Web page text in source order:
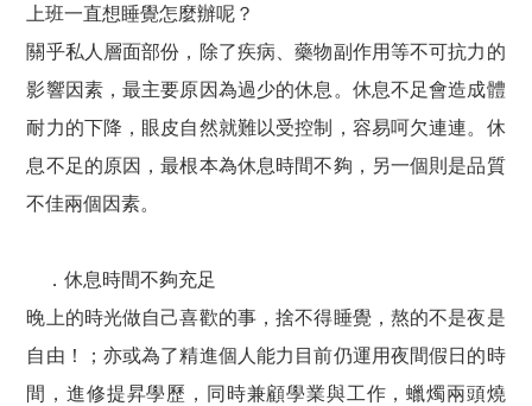
上班一直想睡覺怎麼辦呢？
關乎私人層面部份，除了疾病、藥物副作用等不可抗力的
影響因素，最主要原因為過少的休息。休息不足會造成體
耐力的下降，眼皮自然就難以受控制，容易呵欠連連。休
息不足的原因，最根本為休息時間不夠，另一個則是品質
不佳兩個因素。
．休息時間不夠充足
晚上的時光做自己喜歡的事，捨不得睡覺，熬的不是夜是
自由！；亦或為了精進個人能力目前仍運用夜間假日的時
間，進修提昇學歷，同時兼顧學業與工作，蠟燭兩頭燒